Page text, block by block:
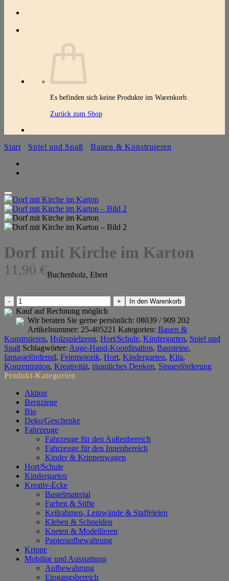
Es befinden sich keine Produkte im Warenkorb.
Zurück zum Shop
Start Spiel und Spaß Bauen & Konstruieren
Dorf mit Kirche im Karton
11,90 €Buchenholz, Ebert
Dorf
mit
Kirche
im
Karton
Menge
In den Warenkorb
Kauf auf Rechnung möglich
Wir beraten Sie gerne persönlich: 08039 / 909 202
Artikelnummer: 25-405221 Kategorien: Bauen &
Konstruieren, Holzspielzeug, Hort/Schule, Kindergarten, Spiel und
Spaß Schlagwörter: Auge-Hand-Koordination, Bausteine,
fantasiefördernd, Feinmotorik, Hort, Kindergarten, Kita,
Konzentration, Kreativität, räumliches Denken, Sinnesförderung
Produkt-Kategorien
Aktion
Bergziege
Bio
Deko/Geschenke
Fahrzeuge
Fahrzeuge für den Außenbereich
Fahrzeuge für den Innenbereich
Kinder & Krippenwagen
Hort/Schule
Kindergarten
Kreativ-Ecke
Bastelmaterial
Farben & Stifte
Keilrahmen, Leinwände & Staffeleien
Kleben & Schneiden
Kneten & Modellieren
Papieraufbewahrung
Krippe
Mobiliar und Ausstattung
Aufbewahrung
Eingangsbereich